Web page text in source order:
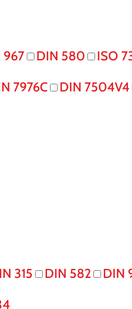
967 DIN 580
ISO
7976C DIN 7504V4
315 DIN 582
DIN